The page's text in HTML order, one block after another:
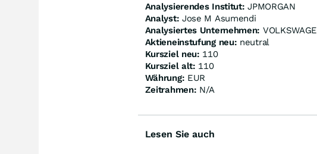
Analysierendes Institut: JPMORGAN
Analyst: Jose M Asumendi
Analysiertes Unternehmen:
Aktieneinstufung neu: neutral
Kursziel neu: 110
Kursziel alt: 110
Währung: EUR
Zeitrahmen: N/A
Lesen Sie auch